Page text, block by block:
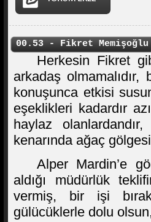
00.53 - Fikret
Herkesin Fikret
arkadaş olmamalıdır,
konuşunca etkisi
eşeklikleri kadardır
haylaz
kenarında ağaç
Alper Mardin’e
aldığı müdürlük
vermiş, bir işi
gülücüklerle dolu